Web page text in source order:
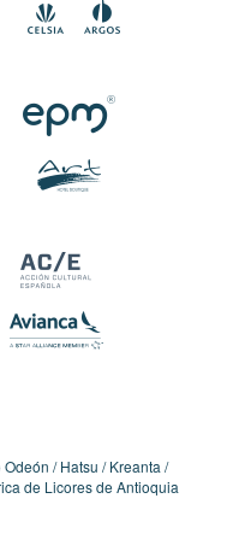
Odeón Hatsu
Kreanta
de Licores de Antioquia